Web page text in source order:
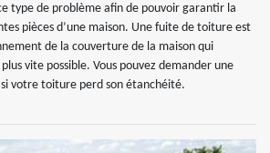
type de problème afin de pouvoir garantir la
pièces d’une maison. Une fuite de toiture est
de la couverture de la maison qui
vite possible. Vous pouvez demander une
votre toiture perd son étanchéité.